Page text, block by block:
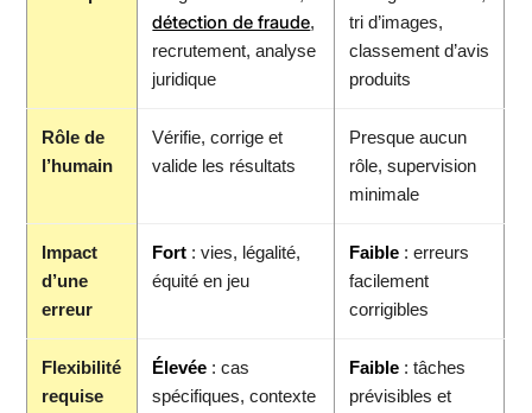
détection de fraude,
recrutement, analyse
juridique
tri d’images,
classement d’avis
produits
Rôle de
l’humain
Vérifie, corrige et
valide les résultats
Presque aucun
rôle, supervision
minimale
Impact
d’une
erreur
Fort : vies, légalité,
équité en jeu
Faible : erreurs
facilement
corrigibles
Flexibilité
requise
Élevée : cas
spécifiques, contexte
Faible : tâches
prévisibles et